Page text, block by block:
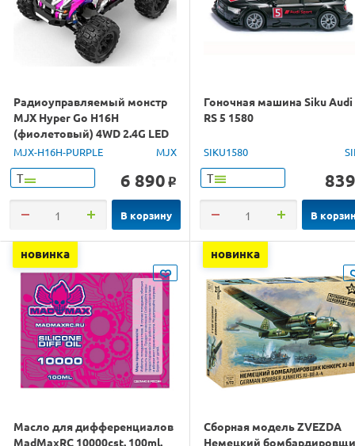
Радиоуправляемый монстр
MJX Hyper Go H16H
(фиолетовый) 4WD 2.4G LED
GPS 1/16 RTR
MJX-H16H-PURPLE MJX
Т 6 890 o
В корзину
Гоночная машина Siku Audi
RS 5 1580
SIKU1580
Т 839
В
новинка
Масло для дифференциалов
MadMaxRC 10000cst. 100ml.
новинка
Сборная модель ZVEZDA
Немецкий